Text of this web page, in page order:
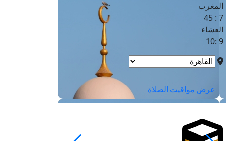
المغرب
7 : 45
العشاء
9 :10
عرض مواقيت الصلاة